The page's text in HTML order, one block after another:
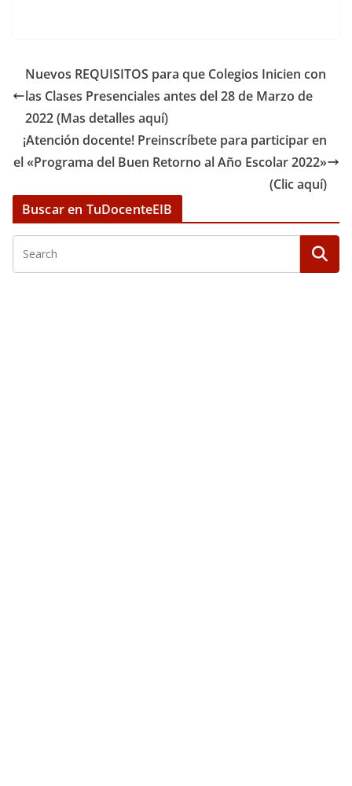
Nuevos REQUISITOS para que Colegios Inicien con
las Clases Presenciales antes del 28 de Marzo de
2022 (Mas detalles aquí)
¡Atención docente! Preinscríbete para participar en
el «Programa del Buen Retorno al Año Escolar 2022»
(Clic aquí)
Buscar en TuDocenteEIB